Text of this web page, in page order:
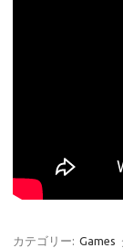
カテゴリー: Games